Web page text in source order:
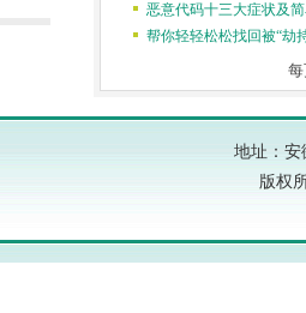
恶意代码十三大症状及
帮你轻轻松松找回被“劫
地址：安
版权